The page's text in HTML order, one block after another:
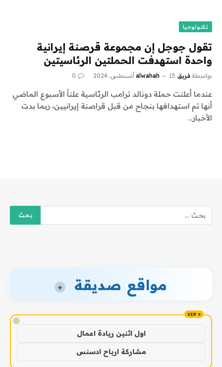
تكنولوجيا
تقول جوجل إن مجموعة قرصنة إيرانية
واحدة استهدفت الحملتين الرئاسيتين
بواسطة فريق alwahah 15 أغسطس، 2024 0
عندما أعلنت حملة دونالد ترامب الرئاسية علناً الأسبوع الماضي
أنها تم استهدافها بنجاح من قبل قراصنة إيرانيين، ربما بدت
الأخبار…
مواقع صديقة +
!
اول اثنين ريادة اعمال
مشاركة ارباح ادسنس